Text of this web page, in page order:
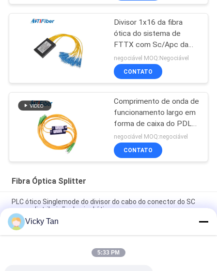
Divisor 1x16 da fibra
ótica do sistema de
FTTX com Sc/Apc da
trança
negociável MOQ:Negociável
CONTATO
Comprimento de onda de
funcionamento largo em
forma de caixa do PDL
do ABS do divisor da
fibra ótica do PLC de
FTTH baixo
negociável MOQ:negociável
CONTATO
Fibra Óptica Splitter
PLC ótico Singlemode do divisor do cabo do conector do SC
para a distribuição de sinal ótico
Divisor ótico 1x8 1x32 1x16 1x64 do PLC da fibra ótica do SC
UPC do SC APC do divisor do PLC do ABS
Divisor passivo da fibra ótica do PLC do PLC 1x4 1x8 1x16 1x32
Vicky Tan
5:33 PM